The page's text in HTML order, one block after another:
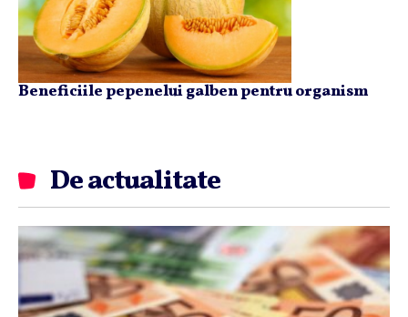
Beneficiile pepenelui galben pentru organism
De actualitate